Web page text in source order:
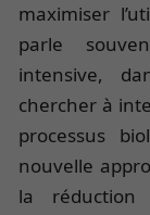
maximiser
parle
intensive,
chercher à
processus
nouvelle
la